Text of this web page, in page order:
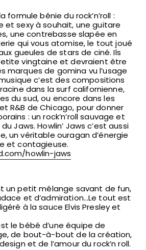
formule bénie du rock’n’roll :
et sexy à souhait, une guitare
une contrebasse slapée en
qui vous atomise, le tout joué
gueules de stars de ciné. Ils
vingtaine et devraient être
marques de gomina vu l’usage
c’est des compositions
dans la surf californienne,
du sud, ou encore dans les
R&B de Chicago, pour donner
: un rock’n’roll sauvage et
Jaws. Howlin’ Jaws c’est aussi
un véritable ouragan d’énergie
et contagieuse.
howlin-jaws
un petit mélange savant de fun,
et d’admiration…Le tout est
à la sauce Elvis Presley et
le bébé d’une équipe de
de bout-à-bout de la création,
et de l’amour du rock’n roll.